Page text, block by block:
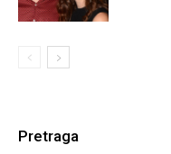
Pretraga